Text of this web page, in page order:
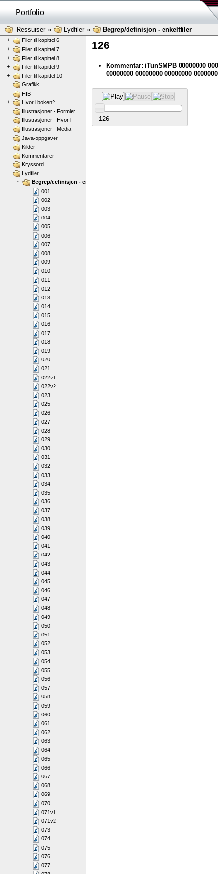
Portfolio
-Ressurser» Lydfiler» Begrep/definisjon - enkeltfiler
126
Kommentar: iTunSMPB 00000000
00000000 00000000 00000000
126
Filer til kapittel 3
+
Filer til kapittel 5
+
Filer til kapittel 6
+
Filer til kapittel 7
+
Filer til kapittel 8
+
Filer til kapittel 9
+
Filer til kapittel 10
Grafikk
HIB
+
Hvor i boken?
Illustrasjoner - Formler
Illustrasjoner - Hvor i
Illustrasjoner - Media
Java-oppgaver
Kilder
Kommentarer
Kryssord
-
Lydfiler
-
Begrep/definisjon - enkeltfiler
001
002
003
004
005
006
007
008
009
010
011
012
013
014
015
016
017
018
019
020
021
022v1
022v2
023
025
026
027
028
029
030
031
032
033
034
035
036
037
038
039
040
041
042
043
044
045
046
047
048
049
050
051
052
053
054
055
056
057
058
059
060
061
062
063
064
065
066
067
068
069
070
071v1
071v2
073
074
075
076
077